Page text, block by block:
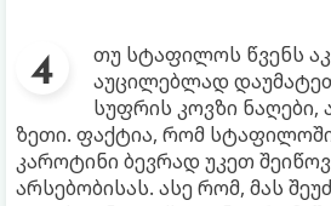
თუ სტაფილოს წვენს
აუცილებლად
სუფრის კოვზი ნაღები,
ზეთი. ფაქტია, რომ
კაროტინი ბევრად უკეთ
არსებობისას. ასე რომ, მას